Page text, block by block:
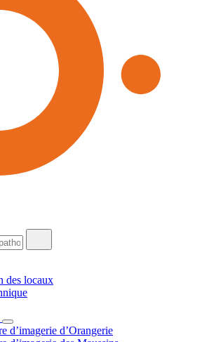
des locaux
d’imagerie d’Orangerie